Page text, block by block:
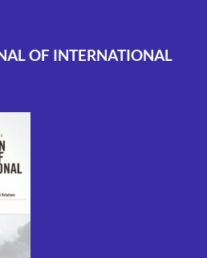
OF INTERNATIONAL